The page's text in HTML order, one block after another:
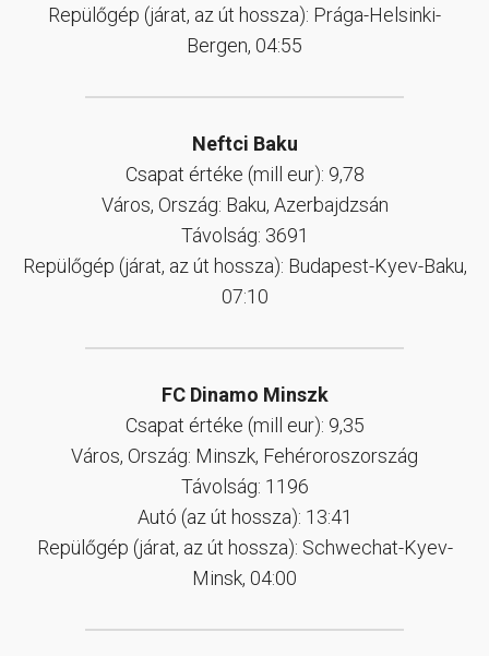
Repülőgép (járat, az út hossza): Prága-Helsinki-
Bergen, 04:55
Neftci Baku
Csapat értéke (mill eur): 9,78
Város, Ország: Baku, Azerbajdzsán
Távolság: 3691
Repülőgép (járat, az út hossza): Budapest-Kyev-Baku,
07:10
FC Dinamo Minszk
Csapat értéke (mill eur): 9,35
Város, Ország: Minszk, Fehéroroszország
Távolság: 1196
Autó (az út hossza): 13:41
Repülőgép (járat, az út hossza): Schwechat-Kyev-
Minsk, 04:00